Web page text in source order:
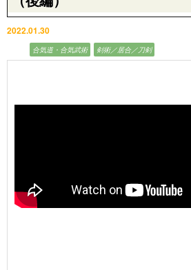
2022.01.30
合気道・合気武術 剣術／居合／刀剣